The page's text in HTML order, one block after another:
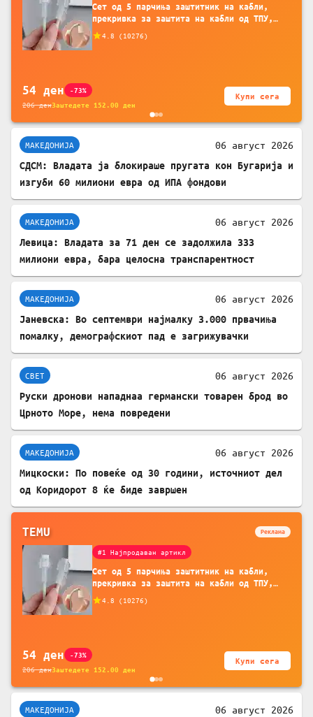
Сет од 5 парчиња заштитник на кабли,
прекривка за заштита на кабли од ТПУ,
додатоци за заштита на кабли, без
батерија, за мобилни телефони, комплет
4.8 ( 10276)
54 ден -73%
206денЗаштедете 152.00 ден
Купи сега
МАКЕДОНИЈА 06 август 2026
СДСМ: Владата ја блокираше пругата кон Бугарија и
изгуби 60 милиони евра од ИПА фондови
МАКЕДОНИЈА 06 август 2026
Левица: Владата за 71 ден се задолжила 333
милиони евра, бара целосна транспарентност
МАКЕДОНИЈА 06 август 2026
Јаневска: Во септември најмалку 3.000 првачиња
помалку, демографскиот пад е загрижувачки
СВЕТ 06 август 2026
Руски дронови нападнаа германски товарен брод во
Црното Море, нема повредени
МАКЕДОНИЈА 06 август 2026
Мицкоски: По повеќе од 30 години, источниот дел
од Коридорот 8 ќе биде завршен
TEMU Реклама
#1 Најпродаван артикл
Сет од 5 парчиња заштитник на кабли,
прекривка за заштита на кабли од ТПУ,
додатоци за заштита на кабли, без
батерија, за мобилни телефони, комплет
4.8 ( 10276)
54 ден -73%
206денЗаштедете 152.00 ден
Купи сега
МАКЕДОНИЈА 06 август 2026